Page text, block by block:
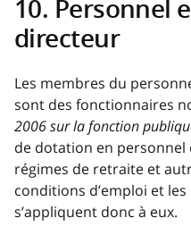
10. Personnel
directeur
Les membres du
sont des fonctionnaires
2006 sur la fonction
de dotation en
régimes de retraite et
conditions d’emploi et
s’appliquent donc à eux.